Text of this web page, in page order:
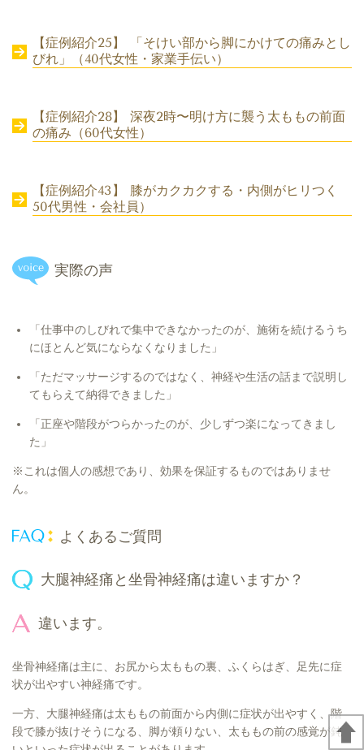
【症例紹介25】 「そけい部から脚にかけての痛みとし
びれ」（40代女性・家業手伝い）
【症例紹介28】 深夜2時〜明け方に襲う太ももの前面
の痛み（60代女性）
【症例紹介43】 膝がカクカクする・内側がヒリつく
50代男性・会社員）
実際の声
「仕事中のしびれで集中できなかったのが、施術を続けるうち
にほとんど気にならなくなりました」
「ただマッサージするのではなく、神経や生活の話まで説明し
てもらえて納得できました」
「正座や階段がつらかったのが、少しずつ楽になってきまし
た」
※これは個人の感想であり、効果を保証するものではありませ
ん。
よくあるご質問
大腿神経痛と坐骨神経痛は違いますか？
違います。
坐骨神経痛は主に、お尻から太ももの裏、ふくらはぎ、足先に症
状が出やすい神経痛です。
一方、大腿神経痛は太ももの前面から内側に症状が出やすく、階
段で膝が抜けそうになる、脚が頼りない、太ももの前の感覚が鈍